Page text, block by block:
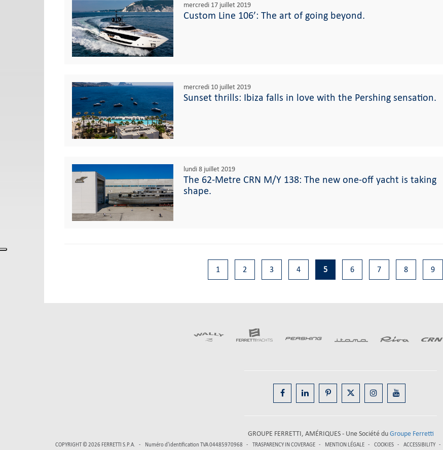
mercredi 17 juillet 2019
Custom Line 106’: The art of going beyond.
mercredi 10 juillet 2019
Sunset thrills: Ibiza falls in love with the Pershing sensation.
lundi 8 juillet 2019
The 62-Metre CRN M/Y 138: The new one-off yacht is taking
shape.
1 2 3 4 5 6 7 8 9
GROUPE FERRETTI, AMÉRIQUES - Une Société duGroupe Ferretti
COPYRIGHT © 2026 FERRETTI S.P.A. Numéro d'identification TVA 04485970968 TRASPARENCY IN COVERAGE MENTION LÉGALE COOKIES ACCESSIBILITY